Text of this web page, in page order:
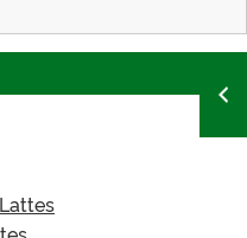
Lattes